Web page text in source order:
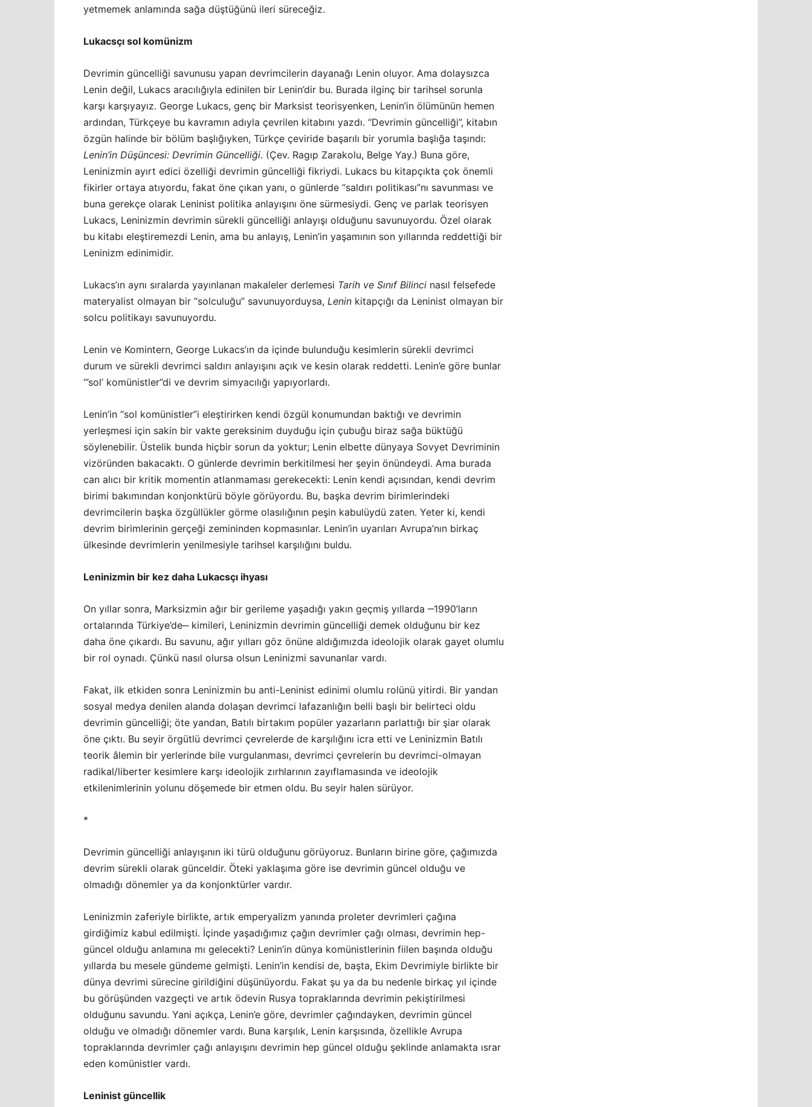
yetmemek anlamında sağa düştüğünü ileri süreceğiz.
Lukacsçı sol komünizm
Devrimin güncelliği savunusu yapan devrimcilerin dayanağı Lenin oluyor. Ama dolaysızca
Lenin değil, Lukacs aracılığıyla edinilen bir Lenin’dir bu. Burada ilginç bir tarihsel sorunla
karşı karşıyayız. George Lukacs, genç bir Marksist teorisyenken, Lenin’in ölümünün hemen
ardından, Türkçeye bu kavramın adıyla çevrilen kitabını yazdı. “Devrimin güncelliği”, kitabın
özgün halinde bir bölüm başlığıyken, Türkçe çeviride başarılı bir yorumla başlığa taşındı:
Lenin’in Düşüncesi: Devrimin Güncelliği. (Çev. Ragıp Zarakolu, Belge Yay.) Buna göre,
Leninizmin ayırt edici özelliği devrimin güncelliği fikriydi. Lukacs bu kitapçıkta çok önemli
fikirler ortaya atıyordu, fakat öne çıkan yanı, o günlerde “saldırı politikası”nı savunması ve
buna gerekçe olarak Leninist politika anlayışını öne sürmesiydi. Genç ve parlak teorisyen
Lukacs, Leninizmin devrimin sürekli güncelliği anlayışı olduğunu savunuyordu. Özel olarak
bu kitabı eleştiremezdi Lenin, ama bu anlayış, Lenin’in yaşamının son yıllarında reddettiği bir
Leninizm edinimidir.
Lukacs’ın aynı sıralarda yayınlanan makaleler derlemesi Tarih ve Sınıf Bilinci nasıl felsefede
materyalist olmayan bir “solculuğu” savunuyorduysa, Lenin kitapçığı da Leninist olmayan bir
solcu politikayı savunuyordu.
Lenin ve Komintern, George Lukacs’ın da içinde bulunduğu kesimlerin sürekli devrimci
durum ve sürekli devrimci saldırı anlayışını açık ve kesin olarak reddetti. Lenin’e göre bunlar
“’sol’ komünistler”di ve devrim simyacılığı yapıyorlardı.
Lenin’in “sol komünistler”i eleştirirken kendi özgül konumundan baktığı ve devrimin
yerleşmesi için sakin bir vakte gereksinim duyduğu için çubuğu biraz sağa büktüğü
söylenebilir. Üstelik bunda hiçbir sorun da yoktur; Lenin elbette dünyaya Sovyet Devriminin
vizöründen bakacaktı. O günlerde devrimin berkitilmesi her şeyin önündeydi. Ama burada
can alıcı bir kritik momentin atlanmaması gerekecekti: Lenin kendi açısından, kendi devrim
birimi bakımından konjonktürü böyle görüyordu. Bu, başka devrim birimlerindeki
devrimcilerin başka özgüllükler görme olasılığının peşin kabulüydü zaten. Yeter ki, kendi
devrim birimlerinin gerçeği zemininden kopmasınlar. Lenin’in uyarıları Avrupa’nın birkaç
ülkesinde devrimlerin yenilmesiyle tarihsel karşılığını buldu.
Leninizmin bir kez daha Lukacsçı ihyası
On yıllar sonra, Marksizmin ağır bir gerileme yaşadığı yakın geçmiş yıllarda ‒1990’ların
ortalarında Türkiye’de‒ kimileri, Leninizmin devrimin güncelliği demek olduğunu bir kez
daha öne çıkardı. Bu savunu, ağır yılları göz önüne aldığımızda ideolojik olarak gayet olumlu
bir rol oynadı. Çünkü nasıl olursa olsun Leninizmi savunanlar vardı.
Fakat, ilk etkiden sonra Leninizmin bu anti-Leninist edinimi olumlu rolünü yitirdi. Bir yandan
sosyal medya denilen alanda dolaşan devrimci lafazanlığın belli başlı bir belirteci oldu
devrimin güncelliği; öte yandan, Batılı birtakım popüler yazarların parlattığı bir şiar olarak
öne çıktı. Bu seyir örgütlü devrimci çevrelerde de karşılığını icra etti ve Leninizmin Batılı
teorik âlemin bir yerlerinde bile vurgulanması, devrimci çevrelerin bu devrimci-olmayan
radikal/liberter kesimlere karşı ideolojik zırhlarının zayıflamasında ve ideolojik
etkilenimlerinin yolunu döşemede bir etmen oldu. Bu seyir halen sürüyor.
*
Devrimin güncelliği anlayışının iki türü olduğunu görüyoruz. Bunların birine göre, çağımızda
devrim sürekli olarak günceldir. Öteki yaklaşıma göre ise devrimin güncel olduğu ve
olmadığı dönemler ya da konjonktürler vardır.
Leninizmin zaferiyle birlikte, artık emperyalizm yanında proleter devrimleri çağına
girdiğimiz kabul edilmişti. İçinde yaşadığımız çağın devrimler çağı olması, devrimin hep-
güncel olduğu anlamına mı gelecekti? Lenin’in dünya komünistlerinin fiilen başında olduğu
yıllarda bu mesele gündeme gelmişti. Lenin’in kendisi de, başta, Ekim Devrimiyle birlikte bir
dünya devrimi sürecine girildiğini düşünüyordu. Fakat şu ya da bu nedenle birkaç yıl içinde
bu görüşünden vazgeçti ve artık ödevin Rusya topraklarında devrimin pekiştirilmesi
olduğunu savundu. Yani açıkça, Lenin’e göre, devrimler çağındayken, devrimin güncel
olduğu ve olmadığı dönemler vardı. Buna karşılık, Lenin karşısında, özellikle Avrupa
topraklarında devrimler çağı anlayışını devrimin hep güncel olduğu şeklinde anlamakta ısrar
eden komünistler vardı.
Leninist güncellik